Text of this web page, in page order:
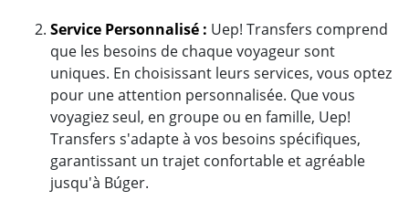
Service Personnalisé : Uep! Transfers comprend
que les besoins de chaque voyageur sont
uniques. En choisissant leurs services, vous optez
pour une attention personnalisée. Que vous
voyagiez seul, en groupe ou en famille, Uep!
Transfers s'adapte à vos besoins spécifiques,
garantissant un trajet confortable et agréable
jusqu'à Búger.